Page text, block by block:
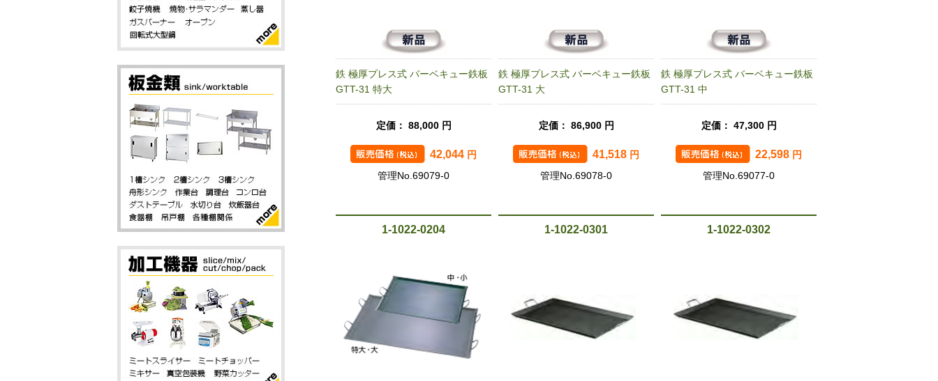
鉄 極厚プレス式 バーベキュー鉄板
GTT-31 特大
定価： 88,000 円
42,044 円
管理No.69079-0
鉄 極厚プレス式 バーベキュー鉄板
GTT-31 大
定価： 86,900 円
41,518 円
管理No.69078-0
鉄 極厚プレス式 バーベキュー鉄板
GTT-31 中
定価： 47,300 円
22,598 円
管理No.69077-0
1-1022-0204 1-1022-0301 1-1022-0302